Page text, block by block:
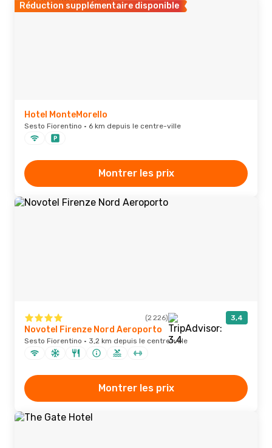
Réduction supplémentaire disponible
Hotel MonteMorello
Sesto Fiorentino · 6 km depuis le centre-ville
Montrer les prix
(2 226) 3,4
Novotel Firenze Nord Aeroporto
Sesto Fiorentino · 3,2 km depuis le centre-ville
Montrer les prix